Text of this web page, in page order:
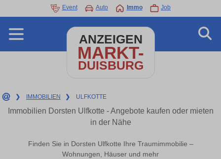
Event Auto Immo Job
ANZEIGEN
MARKT-
DUISBURG
❯ IMMOBILIEN ❯ ULFKOTTE
Immobilien Dorsten Ulfkotte - Angebote kaufen oder mieten
in der Nähe
Finden Sie in Dorsten Ulfkotte Ihre Traumimmobilie –
Wohnungen, Häuser und mehr